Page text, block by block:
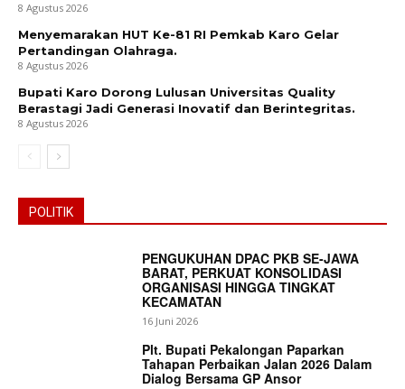
8 Agustus 2026
Menyemarakan HUT Ke-81 RI Pemkab Karo Gelar
Pertandingan Olahraga.
8 Agustus 2026
Bupati Karo Dorong Lulusan Universitas Quality
Berastagi Jadi Generasi Inovatif dan Berintegritas.
8 Agustus 2026
POLITIK
PENGUKUHAN DPAC PKB SE-JAWA
BARAT, PERKUAT KONSOLIDASI
ORGANISASI HINGGA TINGKAT
KECAMATAN
16 Juni 2026
Plt. Bupati Pekalongan Paparkan
Tahapan Perbaikan Jalan 2026 Dalam
Dialog Bersama GP Ansor